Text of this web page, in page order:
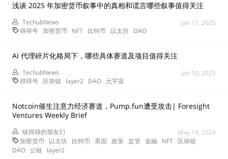
浅谈 2025 年加密货币叙事中的真相和谎言哪些叙事值得关注
TechubNews
Jan 11, 2025
得得号 加密货币 NFT 比特币 以太坊 DAO
AI 代理碎片化格局下，哪些具体赛道及项目值得关注
TechubNews
Jan 10, 2025
得得号 区块链 layer2 DAO 元宇宙
Notcoin催生注意力经济赛道，Pump.fun遭受攻击| Foresight
Ventures Weekly Brief
链得得的朋友们
May 19, 2024
加密货币
以太坊 比特币 美国 政策 监管 金融 NFT 区块链
DAO 公链 layer2